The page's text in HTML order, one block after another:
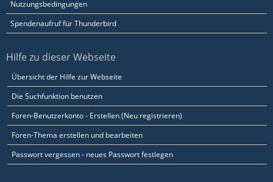
Nutzungsbedingungen
Spendenaufruf für Thunderbird
Hilfe zu dieser Webseite
Übersicht der Hilfe zur Webseite
Die Suchfunktion benutzen
Foren-Benutzerkonto - Erstellen (Neu registrieren)
Foren-Thema erstellen und bearbeiten
Passwort vergessen - neues Passwort festlegen